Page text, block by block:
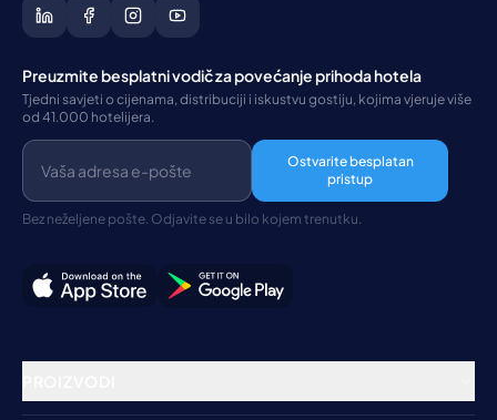
Preuzmite besplatni vodič za povećanje prihoda hotela
Tjedni savjeti o cijenama, distribuciji i iskustvu gostiju, kojima vjeruje više
od 41.000 hotelijera.
Ostvarite besplatan
pristup
Bez neželjene pošte. Odjavite se u bilo kojem trenutku.